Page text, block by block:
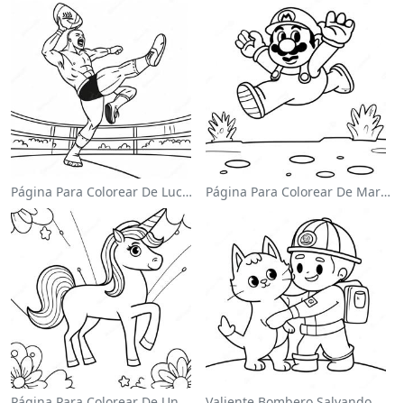
Página Para Colorear De Luchador De Wwe Saltando Sobre Oponente Página Para Colorear De Mario Saltando Sobre Goombas